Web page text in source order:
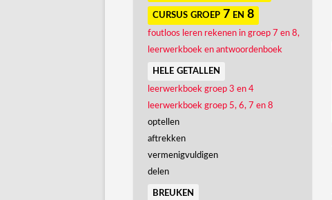
cursus groep 7 en 8
foutloos leren rekenen in groep 7 en 8,
leerwerkboek en antwoordenboek
hele getallen
leerwerkboek groep 3 en 4
leerwerkboek groep 5, 6, 7 en 8
optellen
aftrekken
vermenigvuldigen
delen
breuken